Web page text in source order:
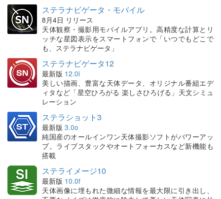
ステラナビゲータ・モバイル
8月4日 リリース
天体観察・撮影用モバイルアプリ。高精度な計算とリ
ッチな星図表示をスマートフォンで「いつでもどこで
も、ステラナビゲータ」
ステラナビゲータ12
最新版 12.0i
美しい描画、豊富な天体データ、オリジナル番組エデ
ィタなど「星空ひろがる 楽しさひろげる」天文シミュ
レーション
ステラショット3
最新版 3.0o
純国産のオールインワン天体撮影ソフトがパワーアッ
プ。ライブスタックやオートフォーカスなど新機能も
搭載
ステライメージ10
最新版 10.0f
天体画像に埋もれた微細な情報を最大限に引き出し、